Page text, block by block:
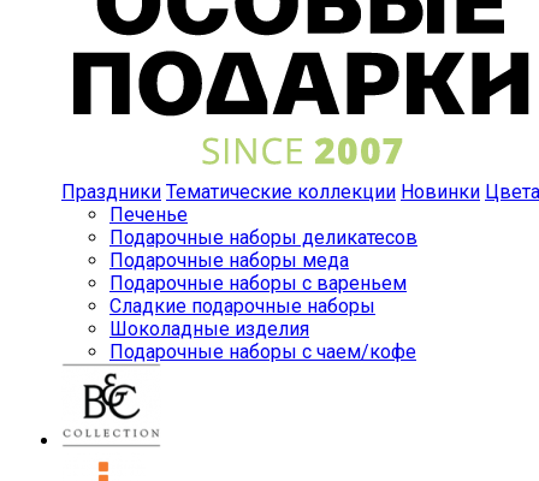
Праздники Тематические коллекции Новинки Цвета
Печенье
Подарочные наборы деликатесов
Подарочные наборы меда
Подарочные наборы с вареньем
Сладкие подарочные наборы
Шоколадные изделия
Подарочные наборы с чаем/кофе